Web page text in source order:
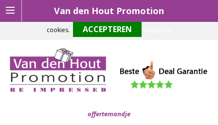
Van den Hout Promotion
offertemandje
Om onze website optimaal te laten functioneren maken wij gebruik van
cookies.